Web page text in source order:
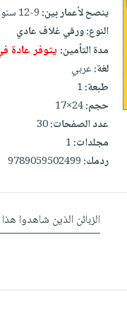
ينصح لأعمار بين:9-12 سنوات
النوع:ورقي غلاف عادي
مدة التأمين:يتوفر عادة
لغة:عربي
طبعة:1
حجم:24×17
عدد الصفحات:30
مجلدات:1
ردمك:9789059502499
الزبائن الذين شاهدوا